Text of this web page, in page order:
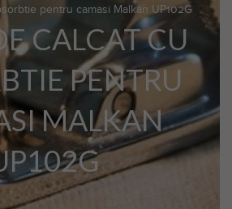
pentru camasi Malkan UP102G
CALCAT CU
PENTRU
MALKAN